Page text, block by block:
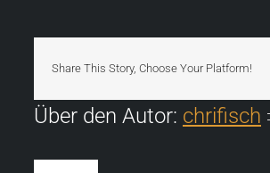
Share This Story, Choose Your Platform!
Über den Autor: chrifisch